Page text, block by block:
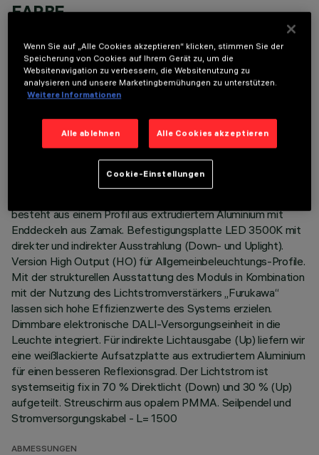
FARBE
TECHNISCHE DATEN
LETZTES UPDATE: 06.08.2026
besteht aus einem Profil aus extrudiertem Aluminium mit
Enddeckeln aus Zamak. Befestigungsplatte LED 3500K mit
direkter und indirekter Ausstrahlung (Down- und Uplight).
Version High Output (HO) für Allgemeinbeleuchtungs-Profile.
Mit der strukturellen Ausstattung des Moduls in Kombination
mit der Nutzung des Lichtstromverstärkers „Furukawa“
lassen sich hohe Effizienzwerte des Systems erzielen.
Dimmbare elektronische DALI-Versorgungseinheit in die
Leuchte integriert. Für indirekte Lichtausgabe (Up) liefern wir
eine weißlackierte Aufsatzplatte aus extrudiertem Aluminium
für einen besseren Reflexionsgrad. Der Lichtstrom ist
systemseitig fix in 70 % Direktlicht (Down) und 30 % (Up)
aufgeteilt. Streuschirm aus opalem PMMA. Seilpendel und
Stromversorgungskabel - L= 1500
ABMESSUNGEN
Wenn Sie auf „Alle Cookies akzeptieren“ klicken, stimmen Sie der
Speicherung von Cookies auf Ihrem Gerät zu, um die
Websitenavigation zu verbessern, die Websitenutzung zu
analysieren und unsere Marketingbemühungen zu unterstützen.
Weitere Informationen
Alle ablehnen Alle Cookies akzeptieren
Cookie-Einstellungen